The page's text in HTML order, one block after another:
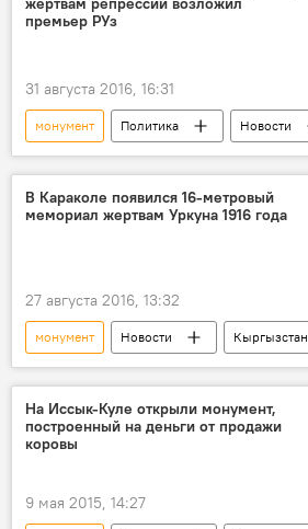
премьер РУз
31 августа 2016, 16:31
монумент Политика
Новости
Общество
В мире
Азия
Узбекистан
Ташкент
репрессия
В Караколе появился 16-метровый
мемориал жертвам Уркуна 1916 года
27 августа 2016, 13:32
монумент Новости
Кыргызстан
Общество
К 100-летию Уркуна
Каракол
Уркун памятник
На Иссык-Куле открыли монумент,
построенный на деньги от продажи
коровы
9 мая 2015, 14:27